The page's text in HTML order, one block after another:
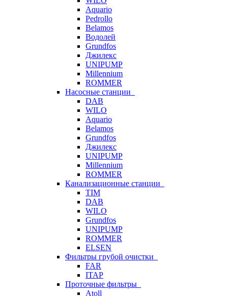
Aquario
Pedrollo
Belamos
Водолей
Grundfos
Джилекс
UNIPUMP
Millennium
ROMMER
Насосные станции
DAB
WILO
Aquario
Belamos
Grundfos
Джилекс
UNIPUMP
Millennium
ROMMER
Канализационные станции
TIM
DAB
WILO
Grundfos
UNIPUMP
ROMMER
ELSEN
Фильтры грубой очистки
FAR
ITAP
Проточные фильтры
Atoll